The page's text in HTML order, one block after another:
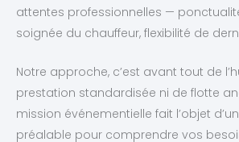
attentes professionnelles —
soignée du chauffeur, flexibilité de
Notre approche, c’est avant tout de
prestation standardisée ni de flotte
mission événementielle fait l’objet
préalable pour comprendre vos